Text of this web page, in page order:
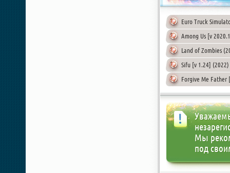
Euro Truck
Among Us [v
Land of Zombies
Sifu [v 1.24]
Forgive Me Father
Мы
под